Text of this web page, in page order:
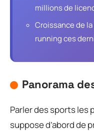
millions de
Croissance de
running ces
Panorama
Parler des sports les
suppose d’abord de